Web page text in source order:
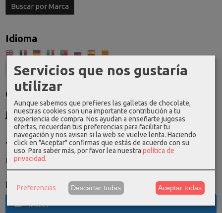
Idioma
Costes de Envío
GRATIS *
Consultar Destinos
Tu Carrito (0)
El carrito de la compra está vacío
Redes Sociales
Twitter
Servicios que nos gustaría
utilizar
Aunque sabemos que prefieres las galletas de chocolate,
nuestras cookies son una importante contribución a tu
experiencia de compra. Nos ayudan a enseñarte jugosas
ofertas, recuerdan tus preferencias para facilitar tu
navegación y nos avisan si la web se vuelve lenta. Haciendo
click en "Aceptar" confirmas que estás de acuerdo con su
uso. Para saber más, por favor lea nuestra política de
privacidad.
Preferencias Descartar todas Aceptar todas